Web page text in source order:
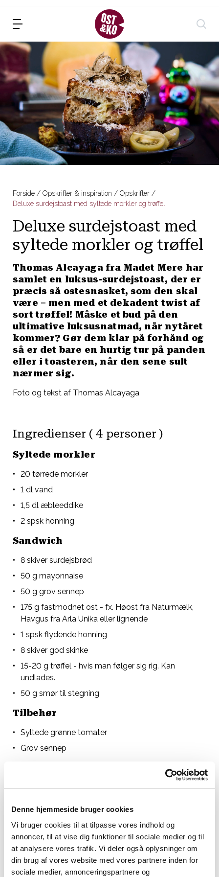
Denne hjemmeside bruger cookies
Vi bruger cookies til at tilpasse vores indhold og
annoncer, til at vise dig funktioner til sociale medier og til
at analysere vores trafik. Vi deler også oplysninger om
din brug af vores website med vores partnere inden for
sociale medier, annonceringspartnere og
Forside Opskrifter & inspiration
Opskrifter
Deluxe surdejstoast med syltede morkler og trøffel
Deluxe surdejstoast med
syltede morkler og trøffel
Thomas Alcayaga fra Madet Mere har
samlet en luksus-surdejstoast, der er
præcis så ostesnasket, som den skal
være – men med et dekadent twist af
sort trøffel! Måske et bud på den
ultimative luksusnatmad, når nytåret
kommer? Gør dem klar på forhånd og
så er det bare en hurtig tur på panden
eller i toasteren, når den sene sult
nærmer sig.
Foto og tekst af Thomas Alcayaga
Ingredienser ( 4 personer )
Syltede morkler
20 tørrede morkler
1 dl vand
1,5 dl æbleeddike
2 spsk honning
Sandwich
8 skiver surdejsbrød
50 g mayonnaise
50 g grov sennep
175 g fastmodnet ost - fx. Høost fra Naturmælk,
Havgus fra Arla Unika eller lignende
1 spsk flydende honning
8 skiver god skinke
15-20 g trøffel - hvis man følger sig rig. Kan
undlades.
50 g smør til stegning
Tilbehør
Syltede grønne tomater
Grov sennep
Bring vand, æbleeddike og honning i kog. Kom
morklerne i og lad dem simre 5 minutter i syltelagen.
Lad dem efterfølgende trække 30 minutter.
Sandwich: